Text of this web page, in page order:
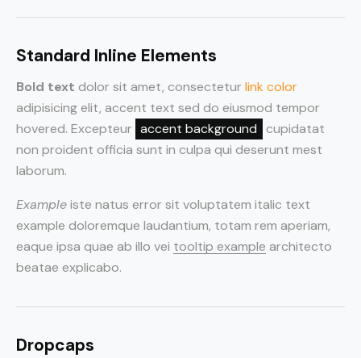
Standard Inline Elements
Bold text dolor sit amet, consecteturlink color
adipisicing elit, accent text sed do eiusmod tempor
hovered. Excepteur accent background cupidatat
non proident officia sunt in culpa qui deserunt mest
laborum.
Exampleiste natus error sit voluptatem italic text
example doloremque laudantium, totam rem aperiam,
eaque ipsa quae ab illo vei tooltip example architecto
beatae explicabo.
Dropcaps